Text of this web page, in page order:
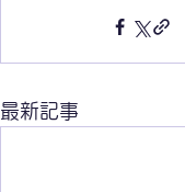
最新記事